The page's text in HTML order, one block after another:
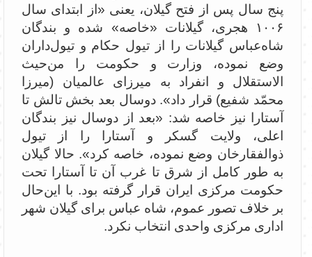
پنج سال پس از فتح گیلان، یعنی «از ابتدای سال
۱۰۰۶ هجری، گیلانات «خاصه» شده و بندگان
شاه‌عباس گیلانات را از تیول حکام و تیول‌داران
وضع نموده، وزارت و حکومت را من‌حیث
الاستقلال و انفراد به میرزای عالمیان (میرزا
محمّد شفیع) قرار داد». دوسال بعد بخش تالش تا
آستارا نیز خاصه شد: «بعد از دوسال نیز بندگان
اعلی، ولایت گسکر و آستارا را از تیول
ذوالفقارخان وضع نموده، خاصه کرد». حالا گیلان
به طور کامل از شرق تا غرب آن تا آستارا تحت
حکومت مرکزی ایران قرار گرفته بود. با این‌حال
بر خلاف تصور عموم، شاه عباس برای گیلان شهر
اداری مرکزی واحدی انتخاب نکرد.